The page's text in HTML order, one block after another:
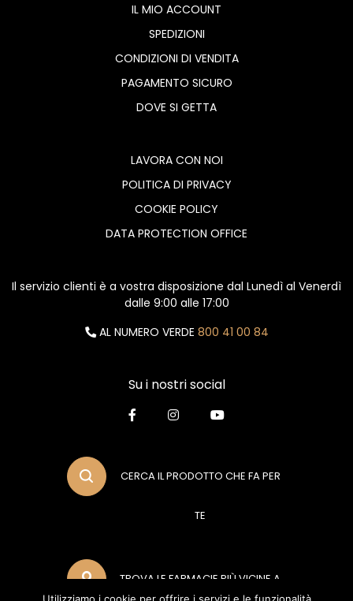
IL MIO ACCOUNT
SPEDIZIONI
CONDIZIONI DI VENDITA
PAGAMENTO SICURO
DOVE SI GETTA
LAVORA CON NOI
POLITICA DI PRIVACY
COOKIE POLICY
DATA PROTECTION OFFICE
Il servizio clienti è a vostra disposizione dal Lunedì al Venerdì
dalle 9:00 alle 17:00
AL NUMERO VERDE 800 41 00 84
Su i nostri social
CERCA IL PRODOTTO CHE FA PER
TE
TROVA LE FARMACIE PIÙ VICINE A